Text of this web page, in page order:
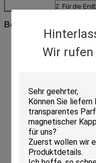
Wir rufen
2. Für die
Beschreibung:
Freie Probe: Wir
Qualität, 1-2 PC
drucken.
Verpackung: Wir
jedes liefern Flasche.
Kundenbezogenheit:
für Ihren Wunsch.
Prüfung: bevor
Durchsickern
Kundendienst: Wenn